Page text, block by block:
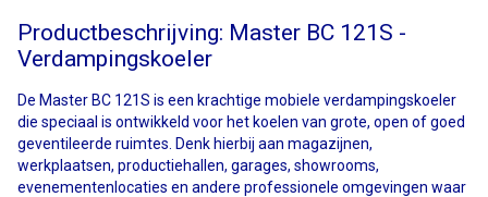
Productbeschrijving: Master BC 121S -
Verdampingskoeler
De Master BC 121S is een krachtige mobiele verdampingskoeler
die speciaal is ontwikkeld voor het koelen van grote, open of goed
geventileerde ruimtes. Denk hierbij aan magazijnen,
werkplaatsen, productiehallen, garages, showrooms,
evenementenlocaties en andere professionele omgevingen waar